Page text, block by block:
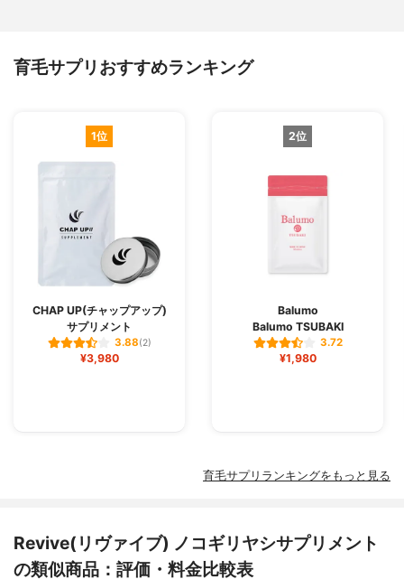
育毛サプリおすすめランキング
1位
CHAP UP(チャップアップ)
サプリメント
3.88(2)
¥3,980
2位
Balumo
Balumo TSUBAKI
3.72
¥1,980
育毛サプリランキングをもっと見る
Revive(リヴァイブ) ノコギリヤシサプリメント
の類似商品：評価・料金比較表